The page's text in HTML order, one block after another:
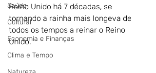
Saúde
Cultural
Economia e Finanças
Clima e Tempo
Reino Unido há 7 décadas, se
tornando a rainha mais longeva de
todos os tempos a reinar o Reino
Unido.